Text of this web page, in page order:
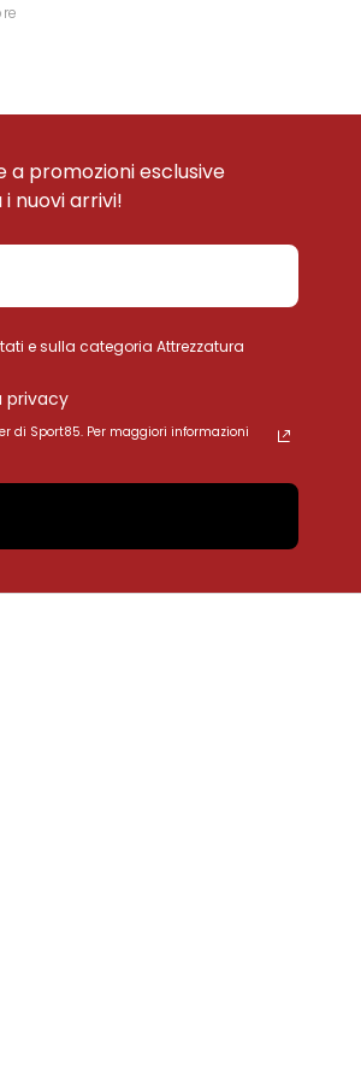
a promozioni esclusive
nuovi arrivi!
e sulla categoria Attrezzatura
privacy
di Sport85. Per maggiori informazioni